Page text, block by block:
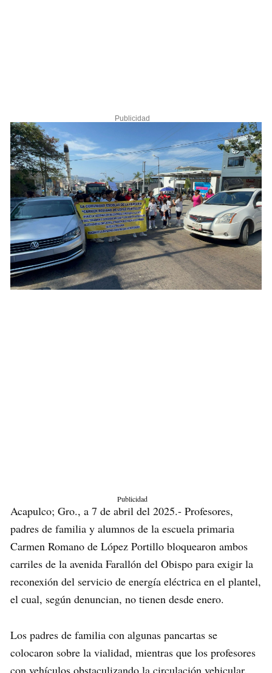
Publicidad
Publicidad
Acapulco; Gro., a 7 de abril del 2025.- Profesores,
padres de familia y alumnos de la escuela primaria
Carmen Romano de López Portillo bloquearon ambos
carriles de la avenida Farallón del Obispo para exigir la
reconexión del servicio de energía eléctrica en el plantel,
el cual, según denuncian, no tienen desde enero.
Los padres de familia con algunas pancartas se
colocaron sobre la vialidad, mientras que los profesores
con vehículos obstaculizando la circulación vehicular.